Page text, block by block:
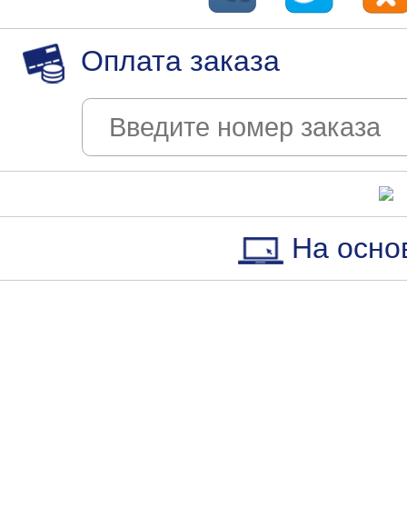
Оплата заказа
На